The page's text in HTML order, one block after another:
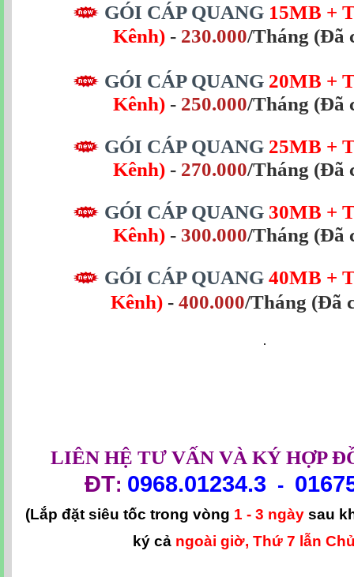
GÓI CÁP QUANG 15MB +
Kênh) - 230.000/Tháng (Đã
GÓI CÁP QUANG 20MB +
Kênh) - 250.000/Tháng (Đã
GÓI CÁP QUANG 25MB +
Kênh) - 270.000/Tháng (Đã
GÓI CÁP QUANG 30MB +
Kênh) - 300.000/Tháng (Đã
GÓI CÁP QUANG 40MB +
Kênh) - 400.000/Tháng (Đã
LIÊN HỆ TƯ VẤN VÀ KÝ HỢP
ĐT: 0968.01234.3 -
(Lắp đặt siêu tốc trong vòng 1 - 3 ngày sau
ký cả ngoài giờ, Thứ 7 lẫn